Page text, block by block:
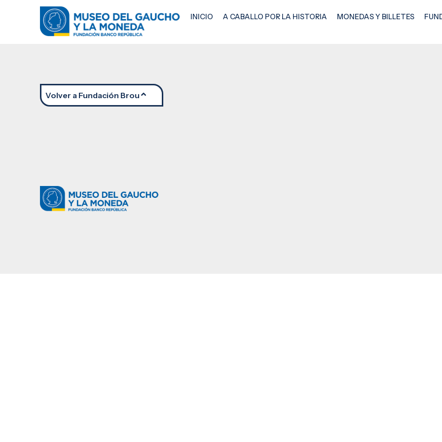
INICIO A CABALLO POR LA HISTORIA MONEDAS Y BILLETES
Volver a Fundación Brou